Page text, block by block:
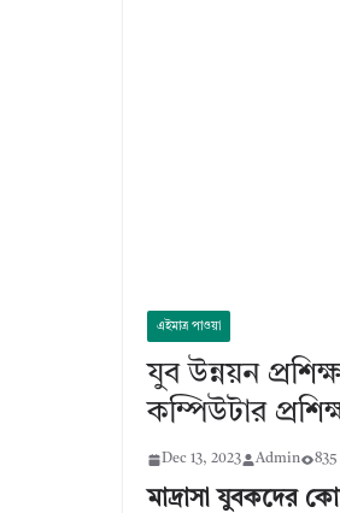
এইমাত্র পাওয়া
যুব উন্নয়ন
কম্পিউটার
Dec 13, 2023 Admin
মাদ্রাসা যুবকদের